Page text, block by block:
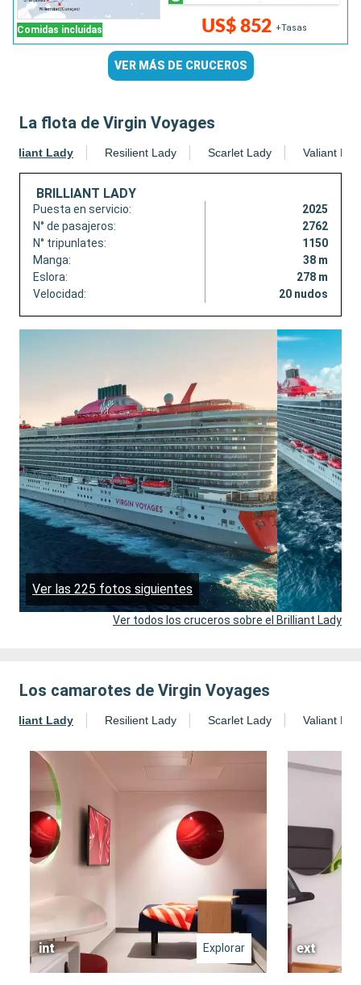
Comidas incluidas US$ 852 +Tasas
VER MÁS DE CRUCEROS
La flota de Virgin Voyages
Brilliant Lady Resilient Lady Scarlet Lady Valiant
BRILLIANT LADY
Puesta en servicio:
2025
N° de pasajeros:
2762
N° tripunlates:
1150
Manga:
38 m
Eslora:
278 m
Velocidad:
20 nudos
Ver las 225 fotos siguientes
Ver todos los cruceros sobre el Brilliant Lady
Los camarotes de Virgin Voyages
Brilliant Lady Resilient Lady Scarlet Lady Valiant
int Explorar ext